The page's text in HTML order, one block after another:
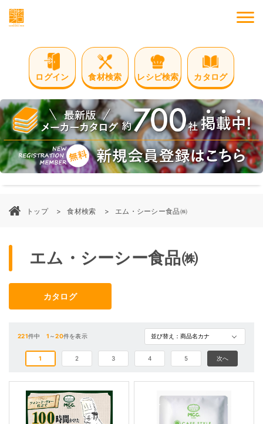
ログイン 食材検索 レシピ検索 カタログ
トップ 食材検索 エム・シーシー食品㈱
エム・シーシー食品㈱
カタログ
221件中 1 ～20件を表示
1 2 3 4 5 次へ